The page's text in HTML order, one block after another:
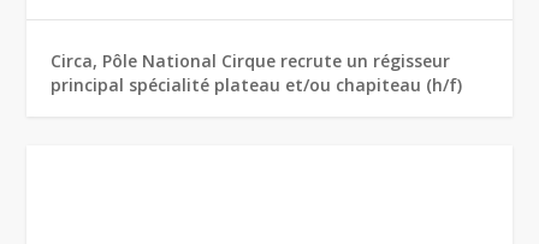
Circa, Pôle National Cirque recrute un régisseur
principal spécialité plateau et/ou chapiteau (h/f)